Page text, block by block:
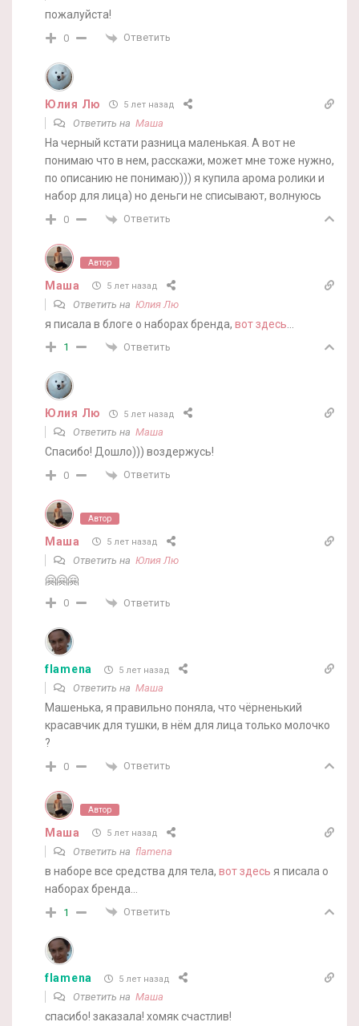
пожалуйста!
0 Ответить
Юлия Лю 5 лет назад
Ответить на Маша
На черный кстати разница маленькая. А вот не
понимаю что в нем, расскажи, может мне тоже нужно,
по описанию не понимаю))) я купила арома ролики и
набор для лица) но деньги не списывают, волнуюсь
0 Ответить
Автор
Маша 5 лет назад
Ответить на Юлия Лю
я писала в блоге о наборах бренда, вот здесь
1 Ответить
Юлия Лю 5 лет назад
Ответить на Маша
Спасибо! Дошло))) воздержусь!
0 Ответить
Автор
Маша 5 лет назад
Ответить на Юлия Лю
🤗🤗🤗
0 Ответить
flamena 5 лет назад
Ответить на Маша
Машенька, я правильно поняла, что чёрненький
красавчик для тушки, в нём для лица только молочко
?
0 Ответить
Автор
Маша 5 лет назад
Ответить на flamena
в наборе все средства для тела, вот здесь я писала о
наборах бренда…
1 Ответить
flamena 5 лет назад
Ответить на Маша
спасибо! заказала! хомяк счастлив!